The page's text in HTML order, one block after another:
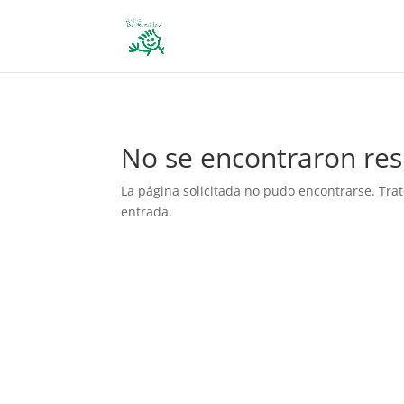
No se encontraron
La página solicitada no pudo encontrarse.
entrada.